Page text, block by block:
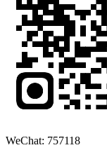
WeChat: 757118